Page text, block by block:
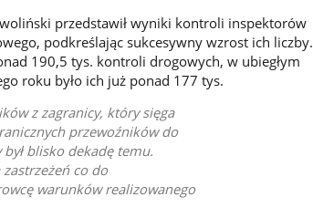
przedstawił wyniki kontroli inspektorów
podkreślając sukcesywny wzrost ich liczby.
190,5 tys. kontroli drogowych, w ubiegłym
roku było ich już ponad 177 tys.
z zagranicy, który sięga
przewoźników do
blisko dekadę temu.
co do
warunków realizowanego